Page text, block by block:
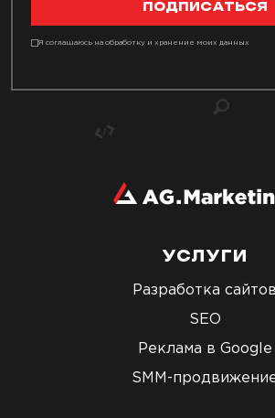
ПОДПИСАТЬСЯ
Я соглашаюсь на обработку и хранение моих данных
УСЛУГИ
Разработка сайтов
SEO
Реклама в Google
SMM-